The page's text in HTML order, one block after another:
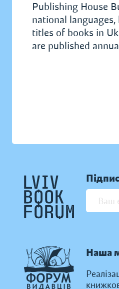
Publishing House
national
titles of books in
are published
Наша